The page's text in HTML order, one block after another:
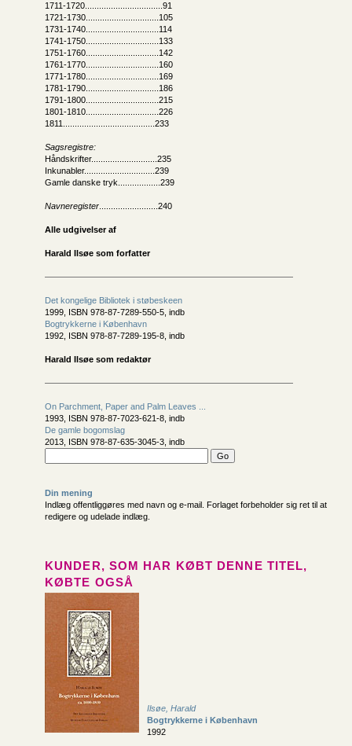
1711-1720.................................91
1721-1730...............................105
1731-1740...............................114
1741-1750...............................133
1751-1760...............................142
1761-1770...............................160
1771-1780...............................169
1781-1790...............................186
1791-1800...............................215
1801-1810...............................226
1811.......................................233
Sagsregistre:
Håndskrifter............................235
Inkunabler..............................239
Gamle danske tryk..................239
Navneregister .........................240
Alle udgivelser af
Harald Ilsøe som forfatter
Det kongelige Bibliotek i støbeskeen
1999, ISBN 978-87-7289-550-5, indb
Bogtrykkerne i København
1992, ISBN 978-87-7289-195-8, indb
Harald Ilsøe som redaktør
On Parchment, Paper and Palm Leaves ...
1993, ISBN 978-87-7023-621-8, indb
De gamle bogomslag
2013, ISBN 978-87-635-3045-3, indb
Din mening
Indlæg offentliggøres med navn og e-mail. Forlaget forbeholder sig ret til at
redigere og udelade indlæg.
KUNDER, SOM HAR KØBT DENNE TITEL,
KØBTE OGSÅ
Ilsøe, Harald
Bogtrykkerne i København
1992